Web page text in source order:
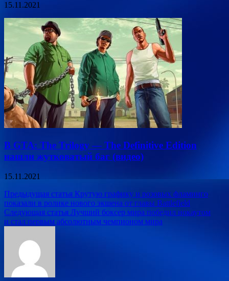
15.11.2021
В GTA: The Trilogy — The Definitive Edition
нашли жутковатый баг (видео)
15.11.2021
Навигация
по
записям
Предыдущая статья Крутую графику и розовых фламинго
показали в ролике нового экшена от главы Battlefield
Следующая статья Лучший боксер мира победил нокаутом
и стал первым абсолютным чемпионом мира